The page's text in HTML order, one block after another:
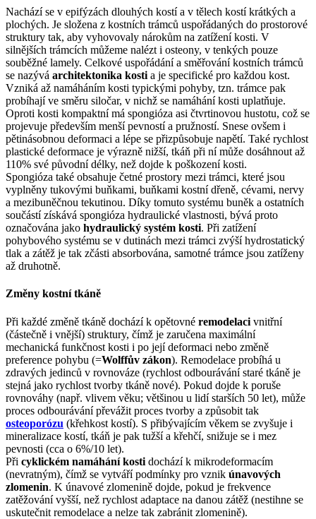
Nachází se v epifýzách dlouhých kostí a v tělech kostí krátkých a
plochých. Je složena z kostních trámců uspořádaných do prostorové
struktury tak, aby vyhovovaly nárokům na zatížení kosti. V
silnějších trámcích můžeme nalézt i osteony, v tenkých pouze
souběžné lamely. Celkové uspořádání a směřování kostních trámců
se nazývá architektonika kosti a je specifické pro každou kost.
Vzniká až namáháním kosti typickými pohyby, tzn. trámce pak
probíhají ve směru siločar, v nichž se namáhání kosti uplatňuje.
Oproti kosti kompaktní má spongióza asi čtvrtinovou hustotu, což se
projevuje především menší pevností a pružností. Snese ovšem i
pětinásobnou deformaci a lépe se přizpůsobuje napětí. Také rychlost
plastické deformace je výrazně nižší, tkáň při ní může dosáhnout až
110% své původní délky, než dojde k poškození kosti.
Spongióza také obsahuje četné prostory mezi trámci, které jsou
vyplněny tukovými buňkami, buňkami kostní dřeně, cévami, nervy
a mezibuněčnou tekutinou. Díky tomuto systému buněk a ostatních
součástí získává spongióza hydraulické vlastnosti, bývá proto
označována jako hydraulický systém kosti. Při zatížení
pohybového systému se v dutinách mezi trámci zvýší hydrostatický
tlak a zátěž je tak zčásti absorbována, samotné trámce jsou zatíženy
až druhotně.
Změny kostní tkáně
Při každé změně tkáně dochází k opětovné remodelaci vnitřní
(částečně i vnější) struktury, čímž je zaručena maximální
mechanická funkčnost kosti i po její deformaci nebo změně
preference pohybu (=Wolffův zákon). Remodelace probíhá u
zdravých jedinců v rovnováze (rychlost odbourávání staré tkáně je
stejná jako rychlost tvorby tkáně nové). Pokud dojde k poruše
rovnováhy (např. vlivem věku; většinou u lidí starších 50 let), může
proces odbourávání převážit proces tvorby a způsobit tak
osteoporózu (křehkost kostí). S přibývajícím věkem se zvyšuje i
mineralizace kostí, tkáň je pak tužší a křehčí, snižuje se i mez
pevnosti (cca o 6%/10 let).
Při cyklickém namáhání kosti dochází k mikrodeformacím
(nevratným), čímž se vytváří podmínky pro vznik únavových
zlomenin. K únavové zlomenině dojde, pokud je frekvence
zatěžování vyšší, než rychlost adaptace na danou zátěž (nestihne se
uskutečnit remodelace a nelze tak zabránit zlomenině).